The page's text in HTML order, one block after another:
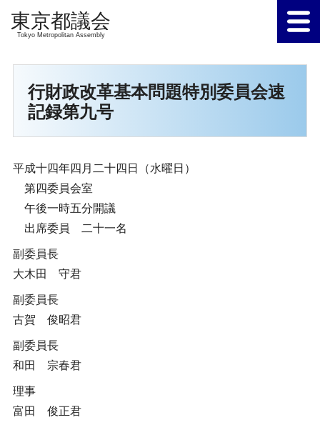
Tokyo Metropolitan Assembly
行財政改革基本問題特別委員会速
記録第九号
平成十四年四月二十四日（水曜日）
第四委員会室
午後一時五分開議
出席委員 二十一名
副委員長
大木田 守君
副委員長
古賀 俊昭君
副委員長
和田 宗春君
理事
富田 俊正君